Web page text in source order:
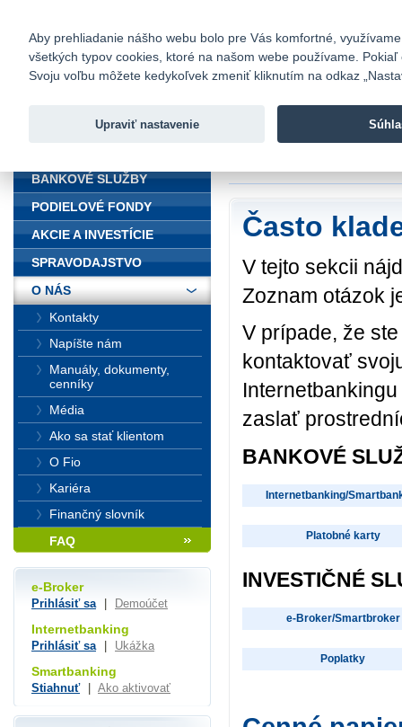
Fio banka
Fio banka
Často
V tejto sekcii
Zoznam otázok
V prípade, že
kontaktovať
zaslať
BANKOVÉ
Internetbanking/
Platobné karty
INVESTIČNÉ
e-Broker/Smartbroker
Poplatky
BANKOVÉ SLUŽBY
PODIELOVÉ FONDY
AKCIE A INVESTÍCIE
SPRAVODAJSTVO
O NÁS
Kontakty
Napíšte nám
Manuály, dokumenty,
cenníky
Média
Ako sa stať klientom
O Fio
Kariéra
Finančný slovník
FAQ
e-Broker
Prihlásiť sa Demoúčet
Internetbanking
Prihlásiť sa Ukážka
Smartbanking
Stiahnuť Ako aktivovať
Aby prehliadanie nášho webu bolo pre Vás komfortné,
všetkých typov cookies, ktoré na našom webe používame.
Svoju voľbu môžete kedykoľvek zmeniť kliknutím na odkaz
Upraviť nastavenie